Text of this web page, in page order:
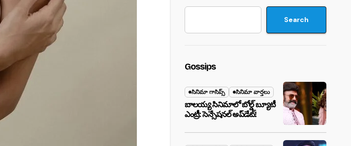
Search
Gossips
సినిమా గాసిప్స్ సినిమా వార్తలు
బాలయ్య సినిమాలో బోల్డ్ బ్యూటీ
ఎంట్రీ: సెన్సేషనల్ అప్‌డేట్!